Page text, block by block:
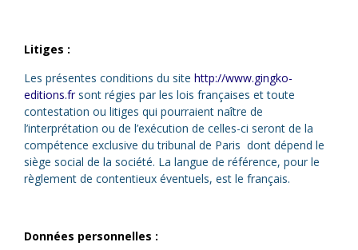
Litiges :
Les présentes conditions du site http://www.gingko-
editions.frsont régies par les lois françaises et toute
contestation ou litiges qui pourraient naître de
l’interprétation ou de l’exécution de celles-ci seront de la
compétence exclusive du tribunal de Paris dont dépend le
siège social de la société. La langue de référence, pour le
règlement de contentieux éventuels, est le français.
Données personnelles :